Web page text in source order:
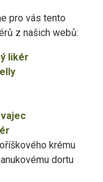
pro vás tento
z našich webů:
likér
krému
dortu